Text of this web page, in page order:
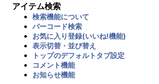
アイテム検索
検索機能について
バーコード検索
お気に入り登録(いいね!機能)
表示切替・並び替え
トップのデフォルトタブ設定
コメント機能
お知らせ機能